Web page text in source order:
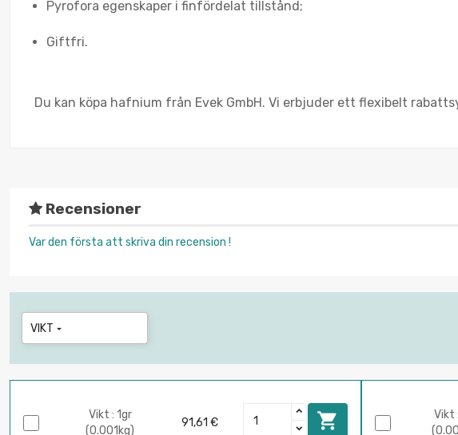
Pyrofora egenskaper i finfördelat tillstånd;
Giftfri.
Du kan köpa hafnium från Evek GmbH. Vi erbjuder ett flexibelt
Recensioner
Var den första att skriva din recension !
VIKT 
Vikt : 1gr
(0.001kg)
91,61 € 
Vikt